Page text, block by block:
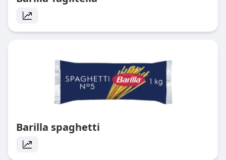
Barilla spaghetti